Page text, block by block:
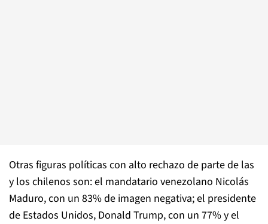
Otras figuras políticas con alto rechazo de parte de las
y los chilenos son: el mandatario venezolano Nicolás
Maduro, con un 83% de imagen negativa; el presidente
de Estados Unidos, Donald Trump, con un 77% y el